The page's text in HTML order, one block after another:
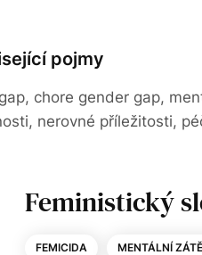
pojmy
chore gender gap,
nerovné příležitosti,
Feministický
FEMICIDA MENTÁLNÍ